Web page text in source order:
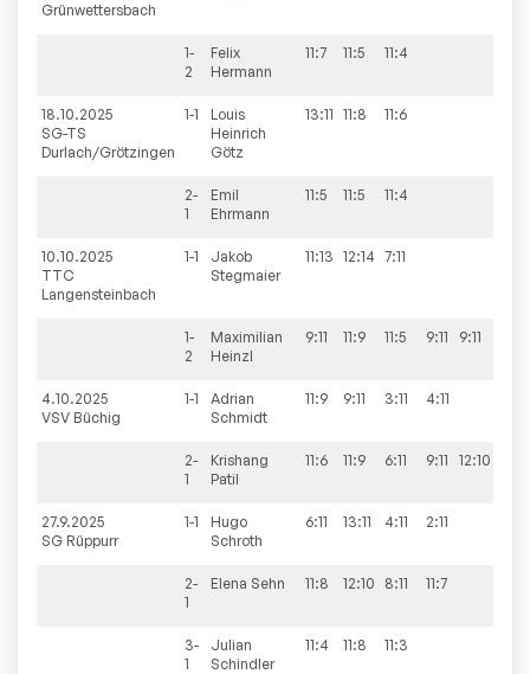
Grünwettersbach
1-
2
Felix
Hermann
11:7 11:5 11:4
18.10.2025
SG-TS
Durlach/Grötzingen
1-1
Louis
Heinrich
Götz
13:11 11:8 11:6
2-
1
Emil
Ehrmann
11:5 11:5 11:4
10.10.2025
TTC
Langensteinbach
1-1
Jakob
Stegmaier
11:13 12:14 7:11
1-
2
Maximilian
Heinzl
9:11 11:9 11:5 9:11 9:11
4.10.2025
VSV Büchig
1-1
Adrian
Schmidt
11:9 9:11 3:11 4:11
2-
1
Krishang
Patil
11:6 11:9 6:11 9:11 12:10
27.9.2025
SG Rüppurr
1-1
Hugo
Schroth
6:11 13:11 4:11 2:11
2-
1
Elena Sehn 11:8 12:10 8:11 11:7
3-
1
Julian
Schindler
11:4 11:8 11:3